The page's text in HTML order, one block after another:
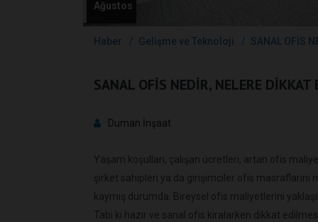
Ağustos
Haber Gelişme ve Teknoloji SANAL OFİS
SANAL OFİS NEDİR, NELERE DİKKAT
Duman İnşaat
Yaşam koşulları, çalışan ücretleri, artan ofis
şirket sahipleri ya da girişimciler ofis
kaymış durumda. Bireysel ofis maliyetlerini
Tabi ki hazır ve sanal ofis kiralarken dikkat